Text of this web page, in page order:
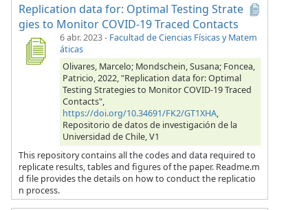
Replication data for: Optimal Testing Strate
gies to Monitor COVID-19 Traced Contacts
6 abr. 2023- Facultad de Ciencias Físicas y Matem
áticas
Olivares, Marcelo; Mondschein, Susana; Foncea,
Patricio, 2022, "Replication data for: Optimal
Testing Strategies to Monitor COVID-19 Traced
Contacts",
https://doi.org/10.34691/FK2/GT1XHA,
Repositorio de datos de investigación de la
Universidad de Chile, V1
This repository contains all the codes and data required to
replicate results, tables and figures of the paper. Readme.m
d file provides the details on how to conduct the replicatio
n process.